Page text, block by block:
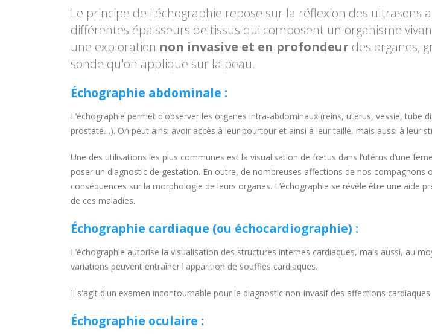
Le principe de l'échographie repose sur la réflexion des ultrasons
différentes épaisseurs de tissus qui composent un organisme
une exploration non invasive et en profondeur des organes,
sonde qu'on applique sur la peau.
Échographie abdominale :
L’échographie permet d'observer les organes intra-abdominaux (reins, utérus, vessie, tube
prostate…). On peut ainsi avoir accès à leur pourtour et ainsi à leur taille, mais aussi à leur
Une des utilisations les plus communes est la visualisation de fœtus dans l’utérus d’une
poser un diagnostic de gestation. En outre, de nombreuses affections de nos compagnons
conséquences sur la morphologie de leurs organes. L’échographie se révèle être une aide
de ces maladies.
Échographie cardiaque (ou échocardiographie) :
L’échographie autorise la visualisation des structures internes cardiaques, mais aussi, au
variations peuvent entraîner l'apparition de souffles cardiaques.
Il s'agit d'un examen incontournable pour le diagnostic non-invasif des affections
Échographie oculaire :